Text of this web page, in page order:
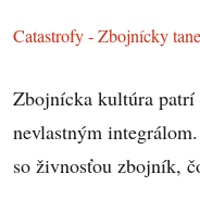
Catastrofy - Zbojnícky
Zbojnícka kultúra
nevlastným
so živnosťou zbojník,